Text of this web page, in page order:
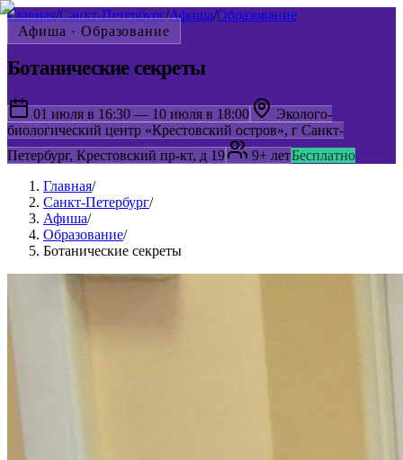
Главная/Санкт-Петербург/Афиша/Образование
Афиша · Образование
Ботанические секреты
01 июля в 16:30 — 10 июля в 18:00
Эколого-
биологический центр «Крестовский остров», г Санкт-
Петербург, Крестовский пр-кт, д 19
9+ летБесплатно
Главная/
Санкт-Петербург/
Афиша/
Образование/
Ботанические секреты